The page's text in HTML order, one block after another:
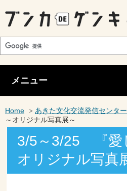
メニュー
Home あきた文化交流発信センター
～オリジナル写真展～
3/5～3/25 『愛
オリジナル写真